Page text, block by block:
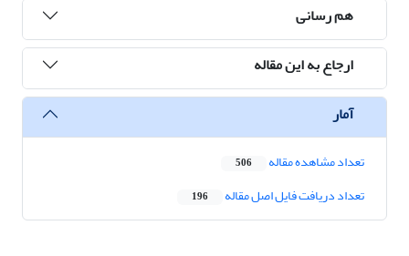
هم رسانی
ارجاع به این مقاله
آمار
تعداد مشاهده مقاله 506
تعداد دریافت فایل اصل مقاله 196